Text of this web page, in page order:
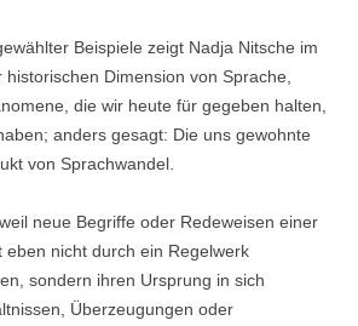
Beispiele zeigt Nadja Nitsche im
Dimension von Sprache,
die wir heute für gegeben halten,
anders gesagt: Die uns gewohnte
von Sprachwandel.
neue Begriffe oder Redeweisen einer
eben nicht durch ein Regelwerk
sondern ihren Ursprung in sich
Überzeugungen oder